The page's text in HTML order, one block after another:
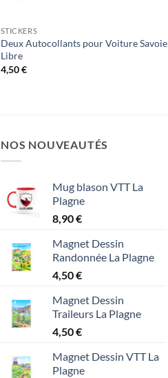
STICKERS
Deux Autocollants pour Voiture Savoie
Libre
4,50€
NOS NOUVEAUTÉS
Mug blason VTT La
Plagne
8,90€
Magnet Dessin
Randonnée La Plagne
4,50€
Magnet Dessin
Traileurs La Plagne
4,50€
Magnet Dessin VTT La
Plagne